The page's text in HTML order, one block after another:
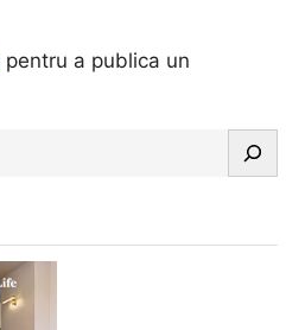
pentru a publica un